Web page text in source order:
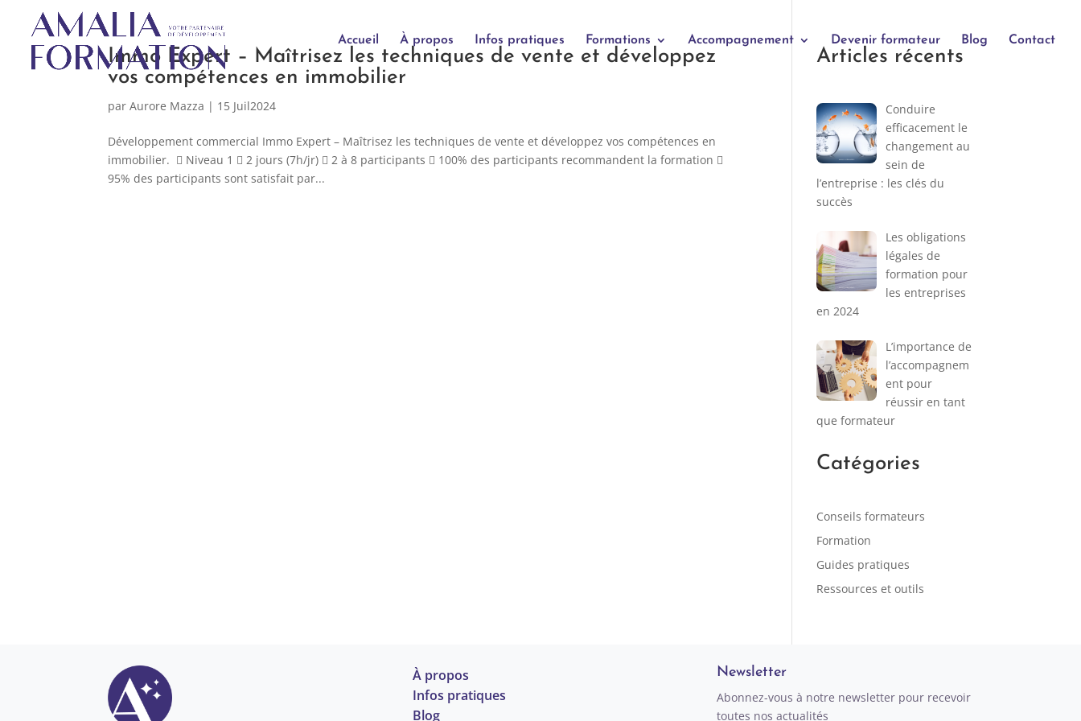
Accueil À propos Infos pratiques Formations Accompagnement Devenir formateur Blog Contact
Immo Expert – Maîtrisez les techniques de vente et développez
vos compétences en immobilier
parAurore Mazza | 15 Juil2024
Développement commercial Immo Expert – Maîtrisez les techniques de vente et développez vos compétences en
immobilier.  Niveau 1  2 jours (7h/jr)  2 à 8 participants  100% des participants recommandent la formation 
95% des participants sont satisfait par...
Articles récents
Conduire
efficacement le
changement au
sein de
l’entreprise : les clés du
succès
Les obligations
légales de
formation pour
les entreprises
en 2024
L’importance de
l’accompagnem
ent pour
réussir en tant
que formateur
Catégories
Conseils formateurs
Formation
Guides pratiques
Ressources et outils
À propos
Infos pratiques
Blog
Newsletter
Abonnez-vous à notre newsletter pour recevoir
toutes nos actualités